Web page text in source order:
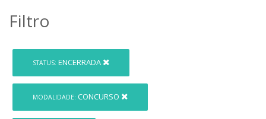
Filtro
STATUS: ENCERRADA
MODALIDADE: CONCURSO